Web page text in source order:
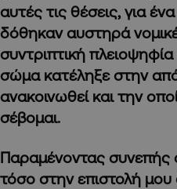
αυτές τις θέσεις, για
δόθηκαν αυστηρά
συντριπτική
σώμα κατέληξε στην
ανακοινωθεί και την
σέβομαι.
Παραμένοντας
τόσο στην επιστολή